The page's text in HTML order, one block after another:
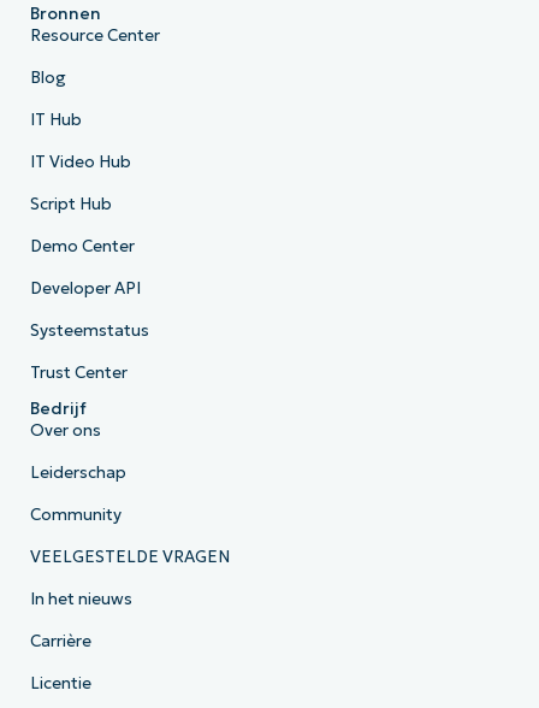
Bronnen
Resource Center
Blog
IT Hub
IT Video Hub
Script Hub
Demo Center
Developer API
Systeemstatus
Trust Center
Bedrijf
Over ons
Leiderschap
Community
VEELGESTELDE VRAGEN
In het nieuws
Carrière
Licentie